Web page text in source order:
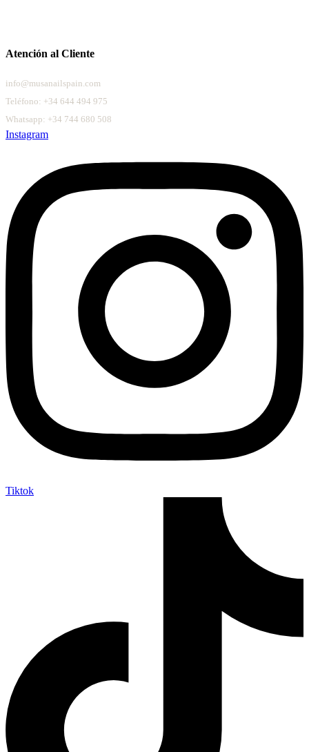
Atención al Cliente
info@musanailspain.com
Teléfono: +34 644 494 975
Whatsapp: +34 744 680 508
Instagram
Tiktok